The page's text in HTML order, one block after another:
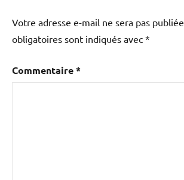
Votre adresse e-mail ne sera pas publiée.
obligatoires sont indiqués avec *
Commentaire*